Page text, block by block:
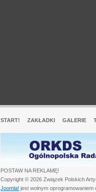
START! ZAKŁADKI GALERIE
POSTAW NA REKLAMĘ!
Copyright © 2026 Związek Polskich
Joomla! jest wolnym